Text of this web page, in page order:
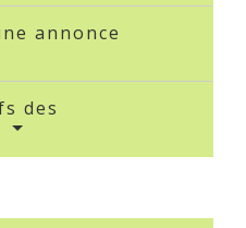
annonce
des